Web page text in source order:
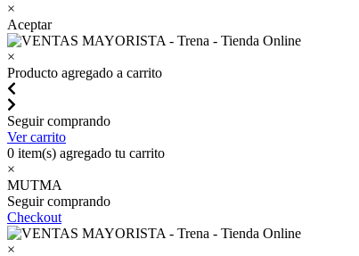
×
Aceptar
×
Producto agregado a carrito
Seguir comprando
Ver carrito
0 item(s) agregado tu carrito
×
MUTMA
Seguir comprando
Checkout
×